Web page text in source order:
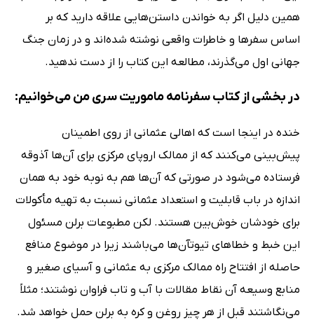
همین دلیل اگر به خواندن داستن‌هایی علاقه دارید که بر
اساس سفرها و خاطرات واقعی نوشته شده‌اند و در زمان جنگ
جهانی اول می‌گذرند، مطالعه این کتاب را از دست ندهید.
در بخشی از کتاب سفرنامه ماموریت سری من می‌خوانیم:
خنده در اینجا است که اهالی عثمانی از روی اطمینان
پیش‌بینی می‌کنند که از ممالک اروپای مرکزی برای آن‌ها آذوقه
فرستاده می‌شود در صورتی که آن‌ها هم به نوبه خود به همان
اندازه در باب قابلیت و استعداد عثمانی نسبت به تهیه مأکولات
برای خودشان خوش‌بین هستند. لکن مطبوعات برلن مسئول
این خبط و خطاهای تیوتآن‌ها می‌باشند زیرا در موضوع منافع
حاصله از افتتاح راه ممالک مرکزی به عثمانی و آسیای صغیر و
منابع وسیعه آن نقاط مقالات با آب و تاب فراوان نوشتند؛ مثلاً
می‌نگاشتند قبل از هر چیز روغن و کره به برلن حمل خواهد شد.